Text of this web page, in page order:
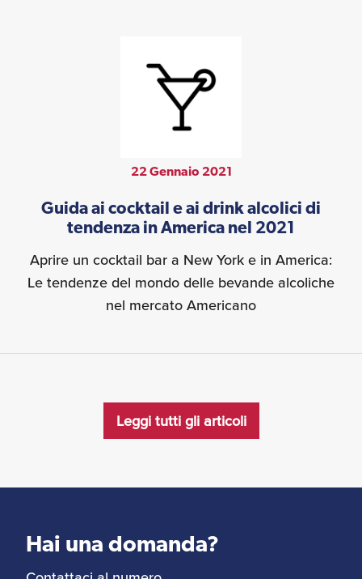
22 Gennaio 2021
Guida ai cocktail e ai drink alcolici di
tendenza in America nel 2021
Aprire un cocktail bar a New York e in America:
Le tendenze del mondo delle bevande alcoliche
nel mercato Americano
Leggi tutti gli articoli
Hai una domanda?